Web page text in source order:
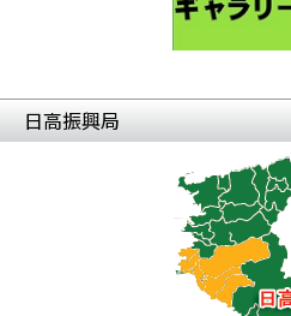
日高振興局